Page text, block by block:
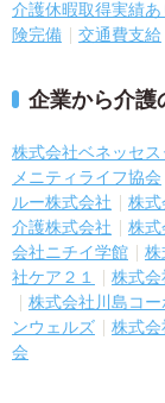
介護休暇取得実績あ
険完備
交通費支給
企業から介護
株式会社ベネッセ
メニティライフ協会
ルー株式会社
株式
介護株式会社
株式
会社ニチイ学館
株
社ケア２１
株式会
株式会社川島コ
ンウェルズ
株式会
会